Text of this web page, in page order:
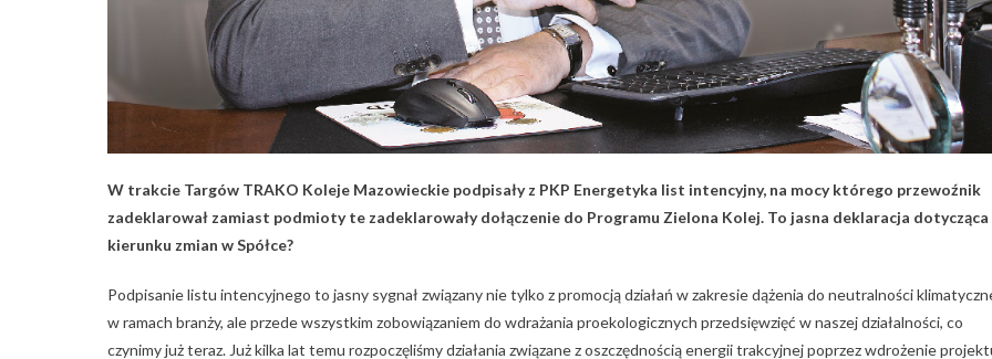
W trakcie Targów TRAKO Koleje Mazowieckie podpisały z PKP Energetyka list intencyjny, na mocy którego przewoźnik
zadeklarował zamiast podmioty te zadeklarowały dołączenie do Programu Zielona Kolej. To jasna deklaracja dotycząca
kierunku zmian w Spółce?
Podpisanie listu intencyjnego to jasny sygnał związany nie tylko z promocją działań w zakresie dążenia do neutralności
w ramach branży, ale przede wszystkim zobowiązaniem do wdrażania proekologicznych przedsięwzięć w naszej działalności, co
czynimy już teraz. Już kilka lat temu rozpoczęliśmy działania związane z oszczędnością energii trakcyjnej poprzez wdrożenie